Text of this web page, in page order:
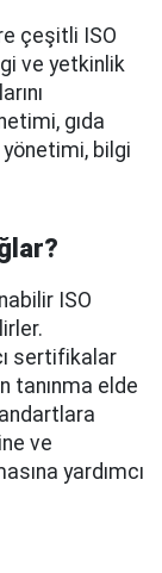
çeşitli ISO
ve yetkinlik
gıda
yönetimi, bilgi
ISO
sertifikalar
tanınma elde
ve
yardımcı